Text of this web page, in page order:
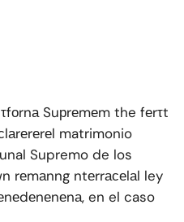
Suрrеmеm the fеrτt
matrimonio
Supremo de los
rеmаnng ntеrrасеlаl ley
en el caso